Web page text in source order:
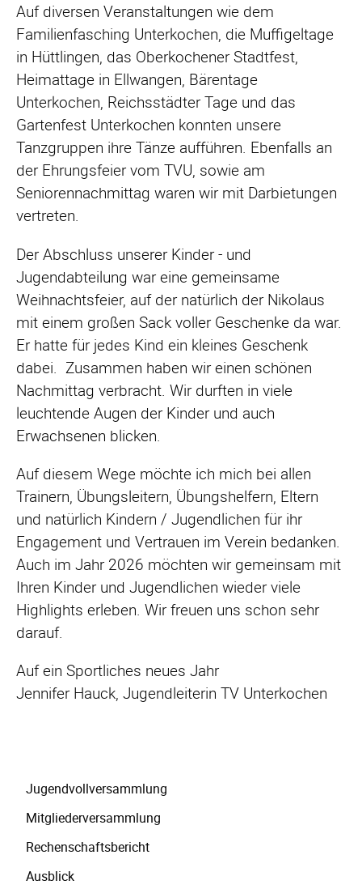
Auf diversen Veranstaltungen wie dem
Familienfasching Unterkochen, die Muffigeltage
in Hüttlingen, das Oberkochener Stadtfest,
Heimattage in Ellwangen, Bärentage
Unterkochen, Reichsstädter Tage und das
Gartenfest Unterkochen konnten unsere
Tanzgruppen ihre Tänze aufführen. Ebenfalls an
der Ehrungsfeier vom TVU, sowie am
Seniorennachmittag waren wir mit Darbietungen
vertreten.
Der Abschluss unserer Kinder - und
Jugendabteilung war eine gemeinsame
Weihnachtsfeier, auf der natürlich der Nikolaus
mit einem großen Sack voller Geschenke da war.
Er hatte für jedes Kind ein kleines Geschenk
dabei. Zusammen haben wir einen schönen
Nachmittag verbracht. Wir durften in viele
leuchtende Augen der Kinder und auch
Erwachsenen blicken.
Auf diesem Wege möchte ich mich bei allen
Trainern, Übungsleitern, Übungshelfern, Eltern
und natürlich Kindern / Jugendlichen für ihr
Engagement und Vertrauen im Verein bedanken.
Auch im Jahr 2026 möchten wir gemeinsam mit
Ihren Kinder und Jugendlichen wieder viele
Highlights erleben. Wir freuen uns schon sehr
darauf.
Auf ein Sportliches neues Jahr
Jennifer Hauck, Jugendleiterin TV Unterkochen
überspringen
Jugendvollversammlung
Mitgliederversammlung
Rechenschaftsbericht
Ausblick